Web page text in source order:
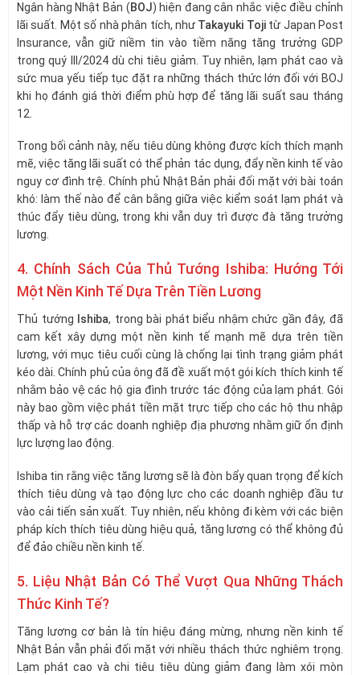
Ngân hàng Nhật Bản (BOJ) hiện đang cân nhắc việc điều chỉnh
lãi suất. Một số nhà phân tích, nhưTakayuki Tojitừ Japan Post
Insurance, vẫn giữ niềm tin vào tiềm năng tăng trưởng GDP
trong quý III/2024 dù chi tiêu giảm. Tuy nhiên, lạm phát cao và
sức mua yếu tiếp tục đặt ra những thách thức lớn đối với BOJ
khi họ đánh giá thời điểm phù hợp để tăng lãi suất sau tháng
12.
Trong bối cảnh này, nếu tiêu dùng không được kích thích mạnh
mẽ, việc tăng lãi suất có thể phản tác dụng, đẩy nền kinh tế vào
nguy cơ đình trệ. Chính phủ Nhật Bản phải đối mặt với bài toán
khó: làm thế nào để cân bằng giữa việc kiểm soát lạm phát và
thúc đẩy tiêu dùng, trong khi vẫn duy trì được đà tăng trưởng
lương.
4. Chính Sách Của Thủ Tướng Ishiba: Hướng Tới
Một Nền Kinh Tế Dựa Trên Tiền Lương
Thủ tướng Ishiba, trong bài phát biểu nhậm chức gần đây, đã
cam kết xây dựng một nền kinh tế mạnh mẽ dựa trên tiền
lương, với mục tiêu cuối cùng là chống lại tình trạng giảm phát
kéo dài. Chính phủ của ông đã đề xuất một gói kích thích kinh tế
nhằm bảo vệ các hộ gia đình trước tác động của lạm phát. Gói
này bao gồm việc phát tiền mặt trực tiếp cho các hộ thu nhập
thấp và hỗ trợ các doanh nghiệp địa phương nhằm giữ ổn định
lực lượng lao động.
Ishiba tin rằng việc tăng lương sẽ là đòn bẩy quan trọng để kích
thích tiêu dùng và tạo động lực cho các doanh nghiệp đầu tư
vào cải tiến sản xuất. Tuy nhiên, nếu không đi kèm với các biện
pháp kích thích tiêu dùng hiệu quả, tăng lương có thể không đủ
để đảo chiều nền kinh tế.
5. Liệu Nhật Bản Có Thể Vượt Qua Những Thách
Thức Kinh Tế?
Tăng lương cơ bản là tín hiệu đáng mừng, nhưng nền kinh tế
Nhật Bản vẫn phải đối mặt với nhiều thách thức nghiêm trọng.
Lạm phát cao và chi tiêu tiêu dùng giảm đang làm xói mòn